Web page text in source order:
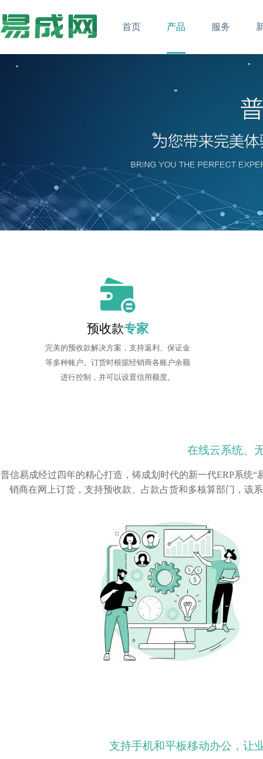
首页 产品 服务
预收款专家
完美的预收款解决方案，支持返利、保证金
等多种账户。订货时根据经销商各账户余额
进行控制，并可以设置信用额度。
在线云系统、
普信易成经过四年的精心打造，铸成划时代的新一代ERP系统
销商在网上订货，支持预收款、占款占货和多核算部门，该
支持手机和平板移动办公，让